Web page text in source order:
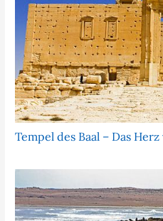
Tempel des Baal – Das